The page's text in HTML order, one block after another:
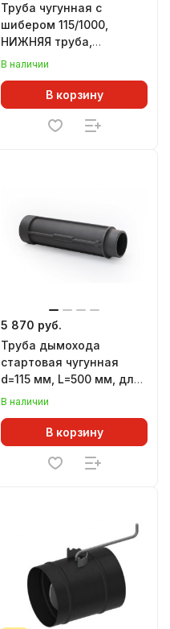
Труба чугунная с
шибером 115/1000,
НИЖНЯЯ труба,
шиберный блок,
В наличии
В корзину
5 870 руб.
Труба дымохода
стартовая чугунная
d=115 мм, L=500 мм, для
печей НМК
В наличии
В корзину